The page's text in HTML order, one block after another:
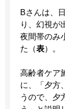
Bさんは、
り、幻視が
夜間帯のみ
た（表）。
高齢者ケア
に、「夕方
うので、夕